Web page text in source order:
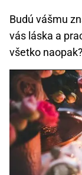
Budú vášmu
vás láska a
všetko